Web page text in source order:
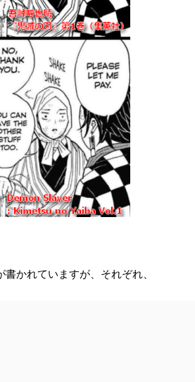
かれていますが、それぞれ、